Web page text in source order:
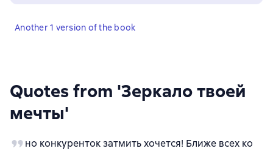
Quotes from 'Зеркало твоей
мечты'
но конкуренток затмить хочется! Ближе всех ко
Another 1 version of the book